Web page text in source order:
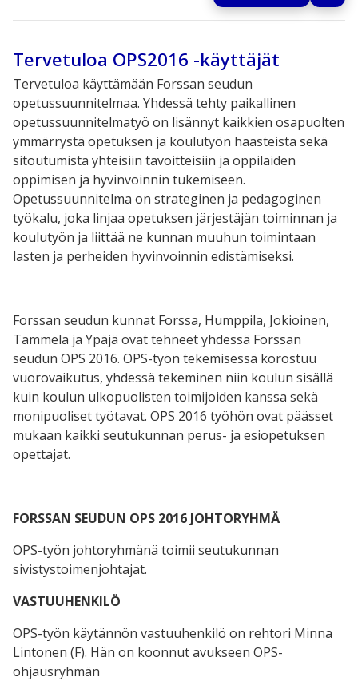
Tervetuloa OPS2016 -käyttäjät
Tervetuloa käyttämään Forssan seudun
opetussuunnitelmaa. Yhdessä tehty paikallinen
opetussuunnitelmatyö on lisännyt kaikkien osapuolten
ymmärrystä opetuksen ja koulutyön haasteista sekä
sitoutumista yhteisiin tavoitteisiin ja oppilaiden
oppimisen ja hyvinvoinnin tukemiseen.
Opetussuunnitelma on strateginen ja pedagoginen
työkalu, joka linjaa opetuksen järjestäjän toiminnan ja
koulutyön ja liittää ne kunnan muuhun toimintaan
lasten ja perheiden hyvinvoinnin edistämiseksi.
Forssan seudun kunnat Forssa, Humppila, Jokioinen,
Tammela ja Ypäjä ovat tehneet yhdessä Forssan
seudun OPS 2016. OPS-työn tekemisessä korostuu
vuorovaikutus, yhdessä tekeminen niin koulun sisällä
kuin koulun ulkopuolisten toimijoiden kanssa sekä
monipuoliset työtavat. OPS 2016 työhön ovat päässet
mukaan kaikki seutukunnan perus- ja esiopetuksen
opettajat.
FORSSAN SEUDUN OPS 2016 JOHTORYHMÄ
OPS-työn johtoryhmänä toimii seutukunnan
sivistystoimenjohtajat.
VASTUUHENKILÖ
OPS-työn käytännön vastuuhenkilö on rehtori Minna
Lintonen (F). Hän on koonnut avukseen OPS-
ohjausryhmän